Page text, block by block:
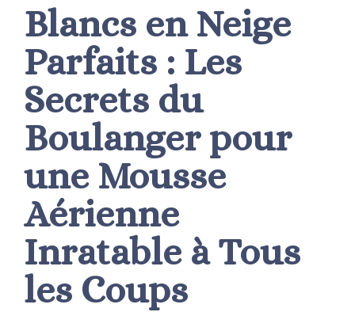
Blancs en Neige
Parfaits : Les
Secrets du
Boulanger pour
une Mousse
Aérienne
Inratable à Tous
les Coups